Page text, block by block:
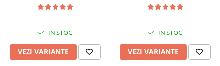
IN STOC
VEZI VARIANTE
modele
IN STOC
VEZI VARIANTE